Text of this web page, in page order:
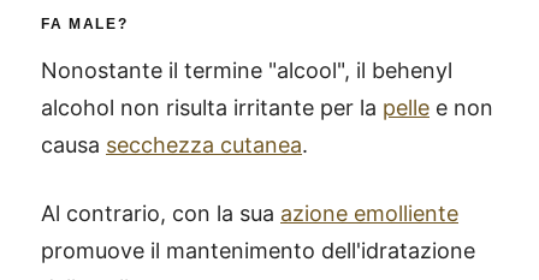
FA MALE?
Nonostante il termine "alcool", il behenyl
alcohol non risulta irritante per la pelle e non
causa secchezza cutanea.
Al contrario, con la sua azione emolliente
promuove il mantenimento dell'idratazione